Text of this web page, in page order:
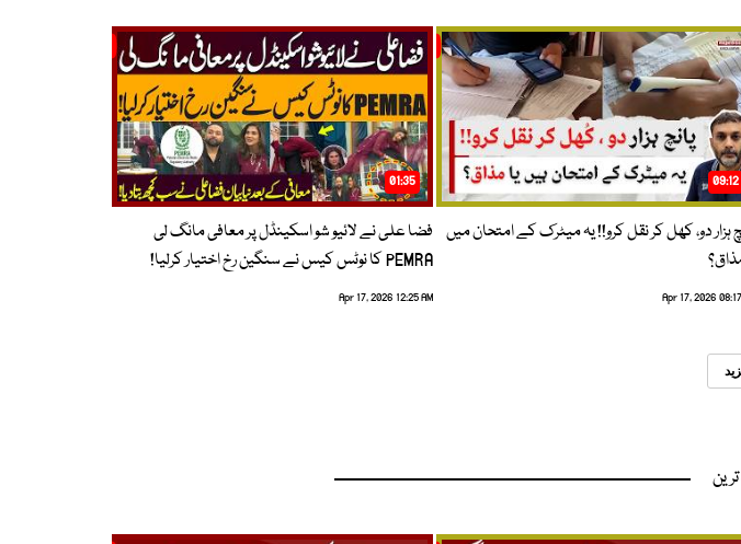
09:12
ہزار دو، کھل کر نقل کرو!! یہ میٹرک کے امتحان میں
Apr 17, 2026
01:35
فضا علی نے لائیو شو اسکینڈل پر معافی مانگ لی
PEMRA کا نوٹس کیس نے سنگین رخ اختیار کرلیا!
Apr 17, 2026 12:25 AM
ترین